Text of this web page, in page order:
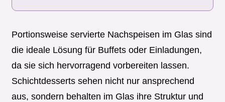
Portionsweise servierte Nachspeisen im Glas sind
die ideale Lösung für Buffets oder Einladungen,
da sie sich hervorragend vorbereiten lassen.
Schichtdesserts sehen nicht nur ansprechend
aus, sondern behalten im Glas ihre Struktur und